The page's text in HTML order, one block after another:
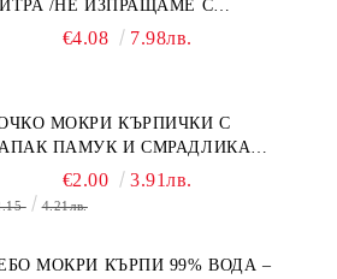
/НЕ ИЗПРАЩАМЕ С
€4.08 7.98лв.
КЪРПИЧКИ С
ПАМУК И СМРАДЛИКА
€2.00 3.91лв.
4.21лв.
МОКРИ КЪРПИ 99% ВОДА –